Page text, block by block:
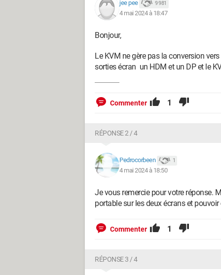
D'avance, je vous remercie.
jee pee 9 981
4 mai 2024 à 18:47
Bonjour,
Le KVM ne gère pas la conversion
sorties écran un HDM et un DP et le
Commenter 1
RÉPONSE 2 / 4
Pedrocorbeen 1
4 mai 2024 à 18:50
Je vous remercie pour votre réponse.
portable sur les deux écrans et
Commenter 1
RÉPONSE 3 / 4